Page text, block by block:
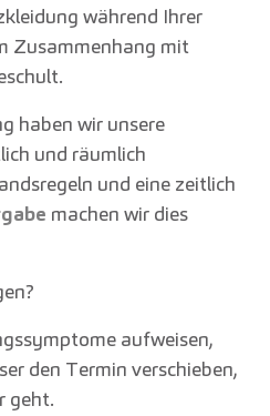
während Ihrer
Zusammenhang mit
haben wir unsere
und räumlich
und eine zeitlich
machen wir dies
aufweisen,
den Termin verschieben,
geht.